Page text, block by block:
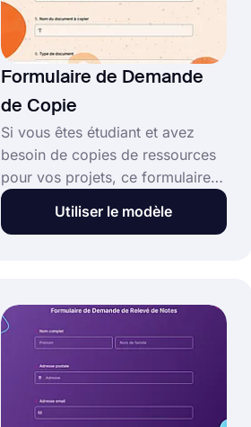
Formulaire de Demande
de Copie
Si vous êtes étudiant et avez
besoin de copies de ressources
pour vos projets, ce formulaire
vous sera utile dans votre travail.
En utilisant le modèle de
sans avoir besoin de
connaissances en codage et
demander confortablement.
Utiliser le modèle